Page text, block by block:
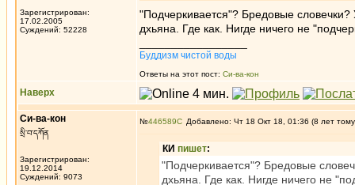
Зарегистрирован:
17.02.2005
Суждений: 52228
"Подчеркивается"? Бредовые словечки?
дхьяна. Где как. Нигде ничего не
Буддизм чистой воды
Ответы на этот пост: Си-ва-кон
Наверх
Си-ва-кон
སྲི་བ་དཀོན
Зарегистрирован:
19.12.2014
Суждений: 9073
№446589 Добавлено: Чт 18 Окт 18, 01:36 (8 лет
КИ пишет:
"Подчеркивается"? Бредовые
дхьяна. Где как. Нигде ничего не